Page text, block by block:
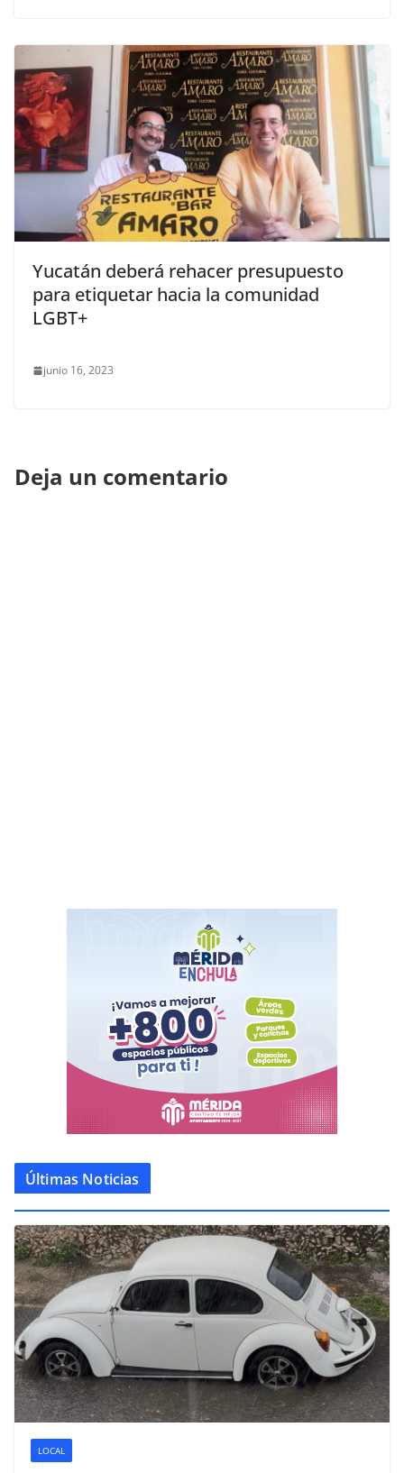
Yucatán deberá rehacer presupuesto
para etiquetar hacia la comunidad
LGBT+
junio 16, 2023
Deja un comentario
Últimas Noticias
LOCAL